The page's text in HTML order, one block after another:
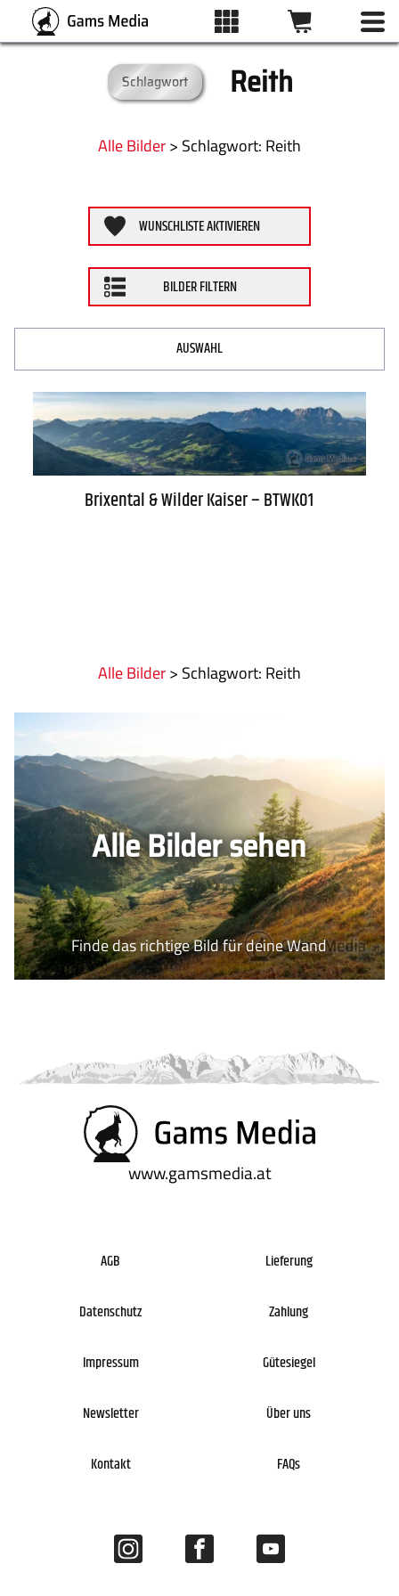
DRUCKARTEN
WUNSCHLISTE
ÜBER UNS
WARENKORB
Impressum
Newsletter
Kontakt
Gütesiegel
Über uns
FAQs
Schlagwort Reith
Alle Bilder> : Reith
WUNSCHLISTE AKTIVIEREN
BILDER FILTERN
Brixental & Wilder Kaiser – BTWK01
BILDFILTER
Alle Bilder> : Reith
Alle Bilder sehen
Finde das richtige Bild für deine Wand
www.gamsmedia.at
AGB
Datenschutz
Impressum
Newsletter
Kontakt
Lieferung
Zahlung
Gütesiegel
Über uns
FAQs